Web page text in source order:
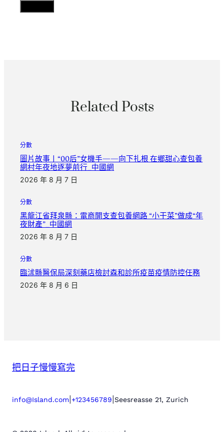
Related Posts
分數
圖片故事丨“00后”女機手——向下扎根 在鄉甜心查包養
網村年夜地逐夢前行_中國網
2026 年 8 月 7 日
分數
黑龍江省拜泉縣：電商開支查包養網路 “小干菜”做成“年
夜財產”_中國網
2026 年 8 月 7 日
分數
臨沭縣醫保局深刻藥店檢討森和診所疫苗疫情防控任務
2026 年 8 月 6 日
把日子慢慢寫完
info@Island.com +123456789 Seesreasse 21, Zurich